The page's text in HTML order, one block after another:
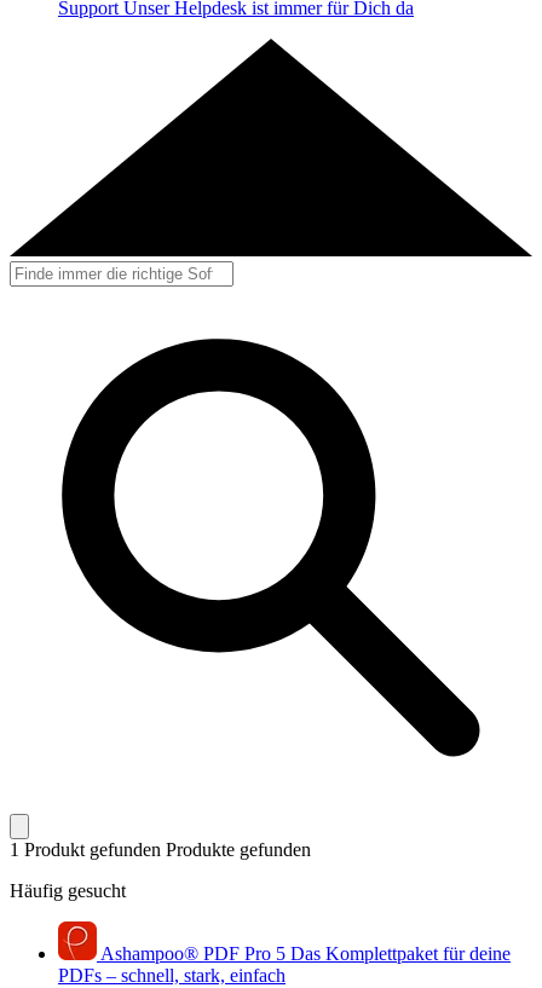
Support Unser Helpdesk ist immer für Dich da
1 Produkt gefunden Produkte gefunden
Häufig gesucht
Ashampoo® PDF Pro 5 Das Komplettpaket für deine
PDFs – schnell, stark, einfach